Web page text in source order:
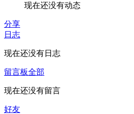
现在还没有动态
分享
日志
现在还没有日志
留言板全部
现在还没有留言
好友